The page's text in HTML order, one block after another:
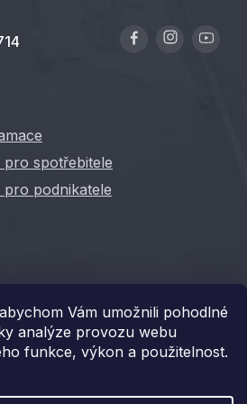
Vám umožnili pohodlné
analýze provozu webu
funkce, výkon a použitelnost.
spotřebitele
podnikatele